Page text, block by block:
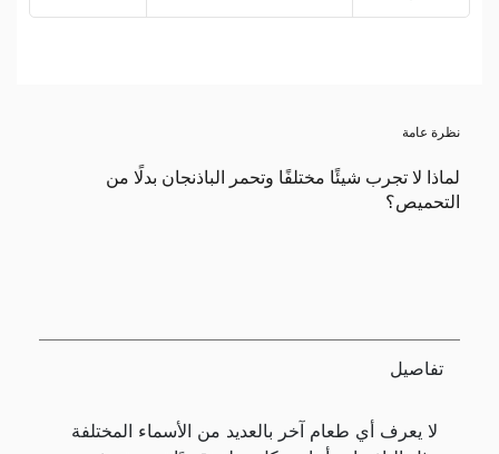
نظرة عامة
لماذا لا تجرب شيئًا مختلفًا وتحمر الباذنجان بدلًا من
التحميص؟
تفاصيل
لا يعرف أي طعام آخر بالعديد من الأسماء المختلفة